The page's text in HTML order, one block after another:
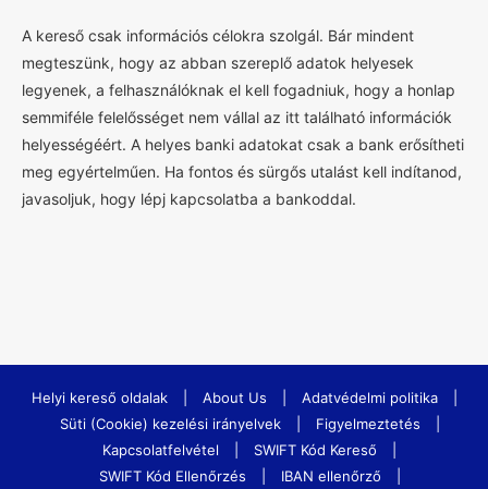
A kereső csak információs célokra szolgál. Bár mindent
megteszünk, hogy az abban szereplő adatok helyesek
legyenek, a felhasználóknak el kell fogadniuk, hogy a honlap
semmiféle felelősséget nem vállal az itt található információk
helyességéért. A helyes banki adatokat csak a bank erősítheti
meg egyértelműen. Ha fontos és sürgős utalást kell indítanod,
javasoljuk, hogy lépj kapcsolatba a bankoddal.
Helyi kereső oldalak About Us Adatvédelmi politika
Süti (Cookie) kezelési irányelvek
Figyelmeztetés
Kapcsolatfelvétel
SWIFT Kód Kereső
SWIFT Kód Ellenőrzés
IBAN ellenőrző